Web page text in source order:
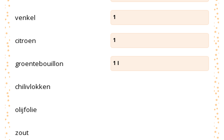
venkel 1
citroen 1
groentebouillon 1 l
chilivlokken
olijfolie
zout